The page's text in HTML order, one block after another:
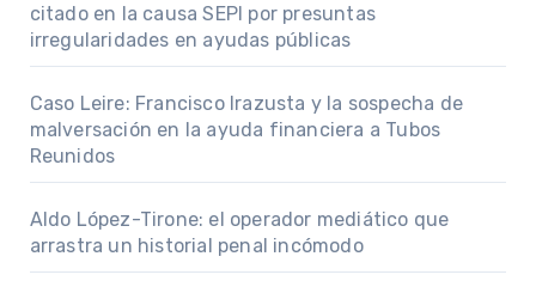
citado en la causa SEPI por presuntas
irregularidades en ayudas públicas
Caso Leire: Francisco Irazusta y la sospecha de
malversación en la ayuda financiera a Tubos
Reunidos
Aldo López-Tirone: el operador mediático que
arrastra un historial penal incómodo